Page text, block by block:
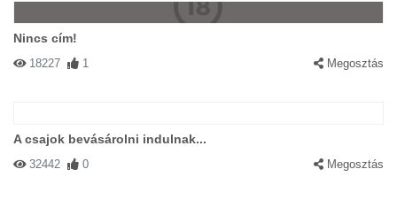
Nincs cím!
18227 1 Megosztás
A csajok bevásárolni indulnak...
32442 0 Megosztás